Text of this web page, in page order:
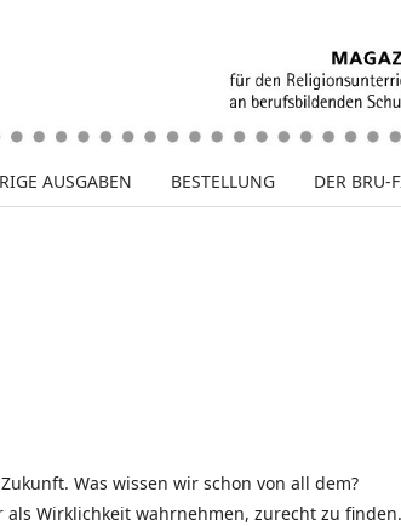
AUSGABEN BESTELLUNG DER BRU-
Was wissen wir schon von all dem?
Wirklichkeit wahrnehmen, zurecht zu